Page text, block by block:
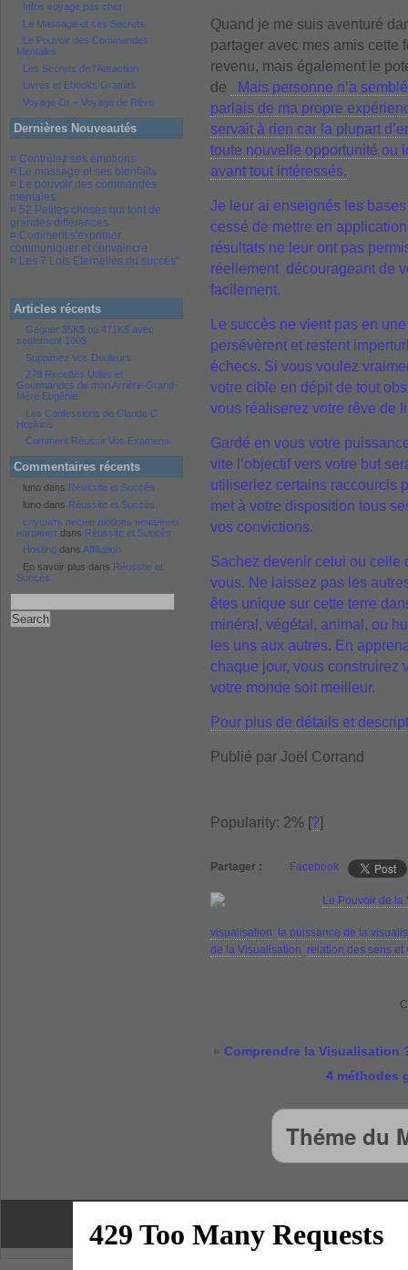
Infos voyage pas cher
Le Massage et ses Secrets
Le Pouvoir des Commandes
Mentales
Les Secrets de l'Attraction
Livres et Ebooks Gratuits
Voyage Or – Voyage de Rêve
Dernières Nouveautés
¤ Contrôlez ses émotions
¤ Le massage et ses bienfaits
¤ Le pouvoir des commandes
mentales
¤ 52 Petites choses qui font de
grandes différences
¤ Comment s'exprimer
communiquer et convaincre
¤ Les 7 Lois Eternelles du succès"
Articles récents
Gagner 35K$ ou 471K$ avec
seulement 100$
Suppimez Vos Douleurs
279 Recettes Utiles et
Gourmandes de mon Arrière-Grand-
Mère Eugénie
Les Confessions de Claude C.
Hopkins
Comment Réussir Vos Examens
Commentaires récents
luno dans Réussite et Succès
luno dans Réussite et Succès
слушать песню любовь нечаянно
нагрянет dans Réussite et Succès
Hosting dans Affiliation
En savoir plus dans Réussite et
Succès
Quand je me suis aventuré
partager avec mes amis cette
revenu, mais également le
de
Mais personne n’a
parlais de ma propre
servait à rien car la plupart
toute nouvelle opportunité ou
avant tout intéressés.
Je leur ai enseignés les
cessé de mettre en
résultats ne leur ont pas
réellement décourageant de
facilement.
Le succès ne vient pas en
persévèrent et restent
échecs. Si vous voulez
votre cible en dépit de tout
vous réaliserez votre rêve de
Gardé en vous votre
vite l’objectif vers votre but
utiliseriez certains raccourcis
met à votre disposition tous
vos convictions.
Sachez devenir celui ou celle
vous. Ne laissez pas les
êtes unique sur cette terre
minéral, végétal, animal, ou
les uns aux autres. En
chaque jour, vous construirez
votre monde soit meilleur.
Pour plus de détails et
Publié par Joël Corrand
Popularity: 2% [?]
Partager : Facebook
Le Pouvoir de la
visualisation
la puissance de la
de la Visualisation relation des sens et
« Comprendre la Visualisation
4 méthodes
Théme du
Le Club Goldenpass